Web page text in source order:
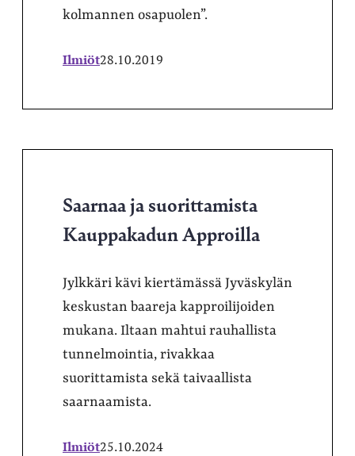
kolmannen osapuolen”.
Ilmiöt28.10.2019
Saarnaa ja suorittamista
Kauppakadun Approilla
Jylkkäri kävi kiertämässä Jyväskylän
keskustan baareja kapproilijoiden
mukana. Iltaan mahtui rauhallista
tunnelmointia, rivakkaa
suorittamista sekä taivaallista
saarnaamista.
Ilmiöt25.10.2024